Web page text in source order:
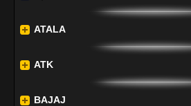
ATALA
ATK
BAJAJ